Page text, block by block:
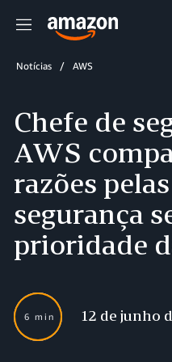
Menu
Notícias AWS
Chefe de
AWS
razões
segurança
prioridade
6 min 12 de junho